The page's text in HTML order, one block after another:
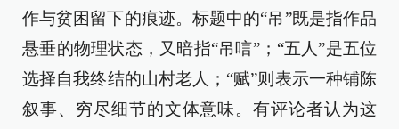
作与贫困留下的痕迹。标题中的“吊”既是指作品
悬垂的物理状态，又暗指“吊唁”；“五人”是五位
选择自我终结的山村老人；“赋”则表示一种铺陈
叙事、穷尽细节的文体意味。有评论者认为这